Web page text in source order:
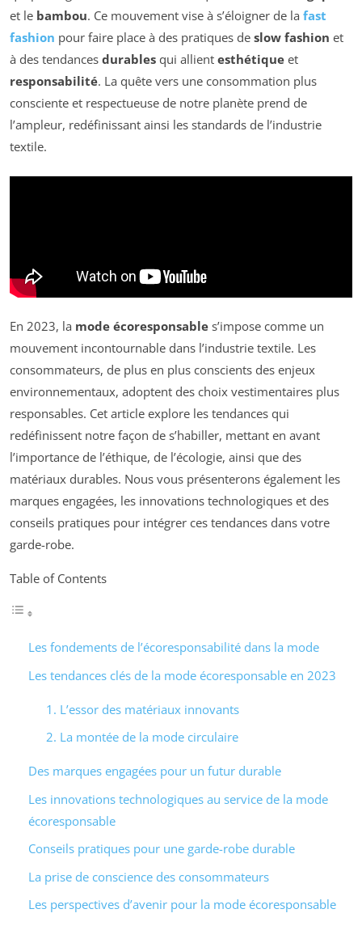
et le bambou. Ce mouvement vise à s’éloigner de la fast
fashion pour faire place à des pratiques de slow fashion et
à des tendances durables qui allient esthétique et
responsabilité. La quête vers une consommation plus
consciente et respectueuse de notre planète prend de
l’ampleur, redéfinissant ainsi les standards de l’industrie
textile.
En 2023, la mode écoresponsable s’impose comme un
mouvement incontournable dans l’industrie textile. Les
consommateurs, de plus en plus conscients des enjeux
environnementaux, adoptent des choix vestimentaires plus
responsables. Cet article explore les tendances qui
redéfinissent notre façon de s’habiller, mettant en avant
l’importance de l’éthique, de l’écologie, ainsi que des
matériaux durables. Nous vous présenterons également les
marques engagées, les innovations technologiques et des
conseils pratiques pour intégrer ces tendances dans votre
garde-robe.
Table of Contents
Les fondements de l’écoresponsabilité dans la mode
Les tendances clés de la mode écoresponsable en 2023
1. L’essor des matériaux innovants
2. La montée de la mode circulaire
Des marques engagées pour un futur durable
Les innovations technologiques au service de la mode
écoresponsable
Conseils pratiques pour une garde-robe durable
La prise de conscience des consommateurs
Les perspectives d’avenir pour la mode écoresponsable